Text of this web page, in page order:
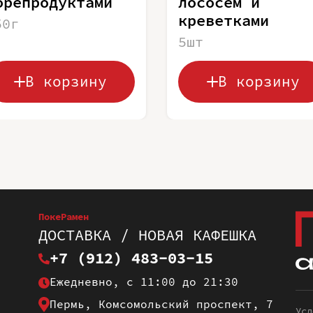
В корзину
креветками
5шт
В корзину
ПокеРамен
ДОСТАВКА / НОВАЯ КАФЕШКА
+7 (912) 483-03-15
Ежедневно, с 11:00 до 21:30
Пермь, Комсомольский проспект, 7